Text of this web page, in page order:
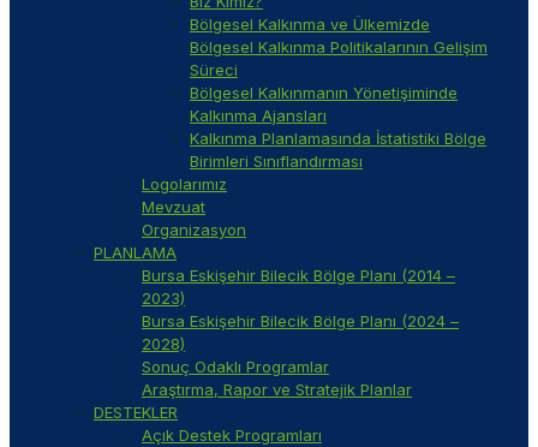
Bölgesel Kalkınma ve Ülkemizde
Bölgesel Kalkınma Politikalarının Gelişim
Süreci
Bölgesel Kalkınmanın Yönetişiminde
Kalkınma Ajansları
Kalkınma Planlamasında İstatistiki Bölge
Birimleri Sınıflandırması
Logolarımız
Mevzuat
Organizasyon
PLANLAMA
Bursa Eskişehir Bilecik Bölge Planı (2014 –
2023)
Bursa Eskişehir Bilecik Bölge Planı (2024 –
2028)
Sonuç Odaklı Programlar
Araştırma, Rapor ve Stratejik Planlar
DESTEKLER
Açık Destek Programları